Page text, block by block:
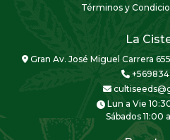
Términos y
La
Gran Av. José Miguel Carrera
Lun a Vie
Sábados 11:00